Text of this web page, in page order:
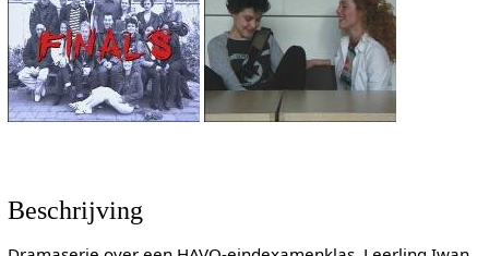
Beschrijving